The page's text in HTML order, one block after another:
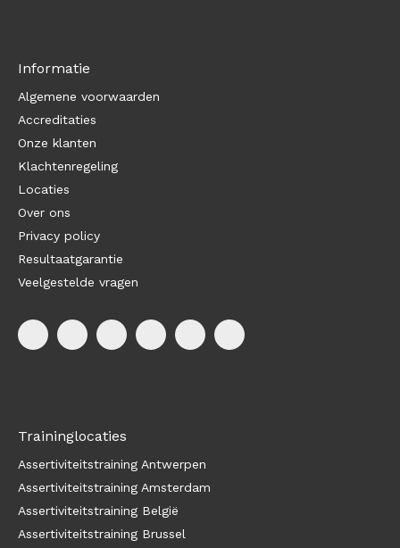
Informatie
Algemene voorwaarden
Accreditaties
Onze klanten
Klachtenregeling
Locaties
Over ons
Privacy policy
Resultaatgarantie
Veelgestelde vragen
Traininglocaties
Assertiviteitstraining Antwerpen
Assertiviteitstraining Amsterdam
Assertiviteitstraining België
Assertiviteitstraining Brussel